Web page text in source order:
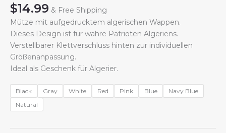
$14.99 & Free Shipping
Mütze mit aufgedrucktem algerischen Wappen.
Dieses Design ist für wahre Patrioten Algeriens.
Verstellbarer Klettverschluss hinten zur individuellen
Größenanpassung.
Ideal als Geschenk für Algerier.
Black Gray White Red Pink Blue
Navy Blue
Natural